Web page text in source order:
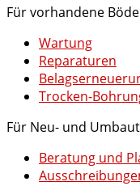
Für vorhandene
Wartung
Reparaturen
Trocken-
Für Neu- und
Beratung und